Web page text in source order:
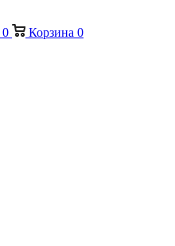
0 Корзина 0